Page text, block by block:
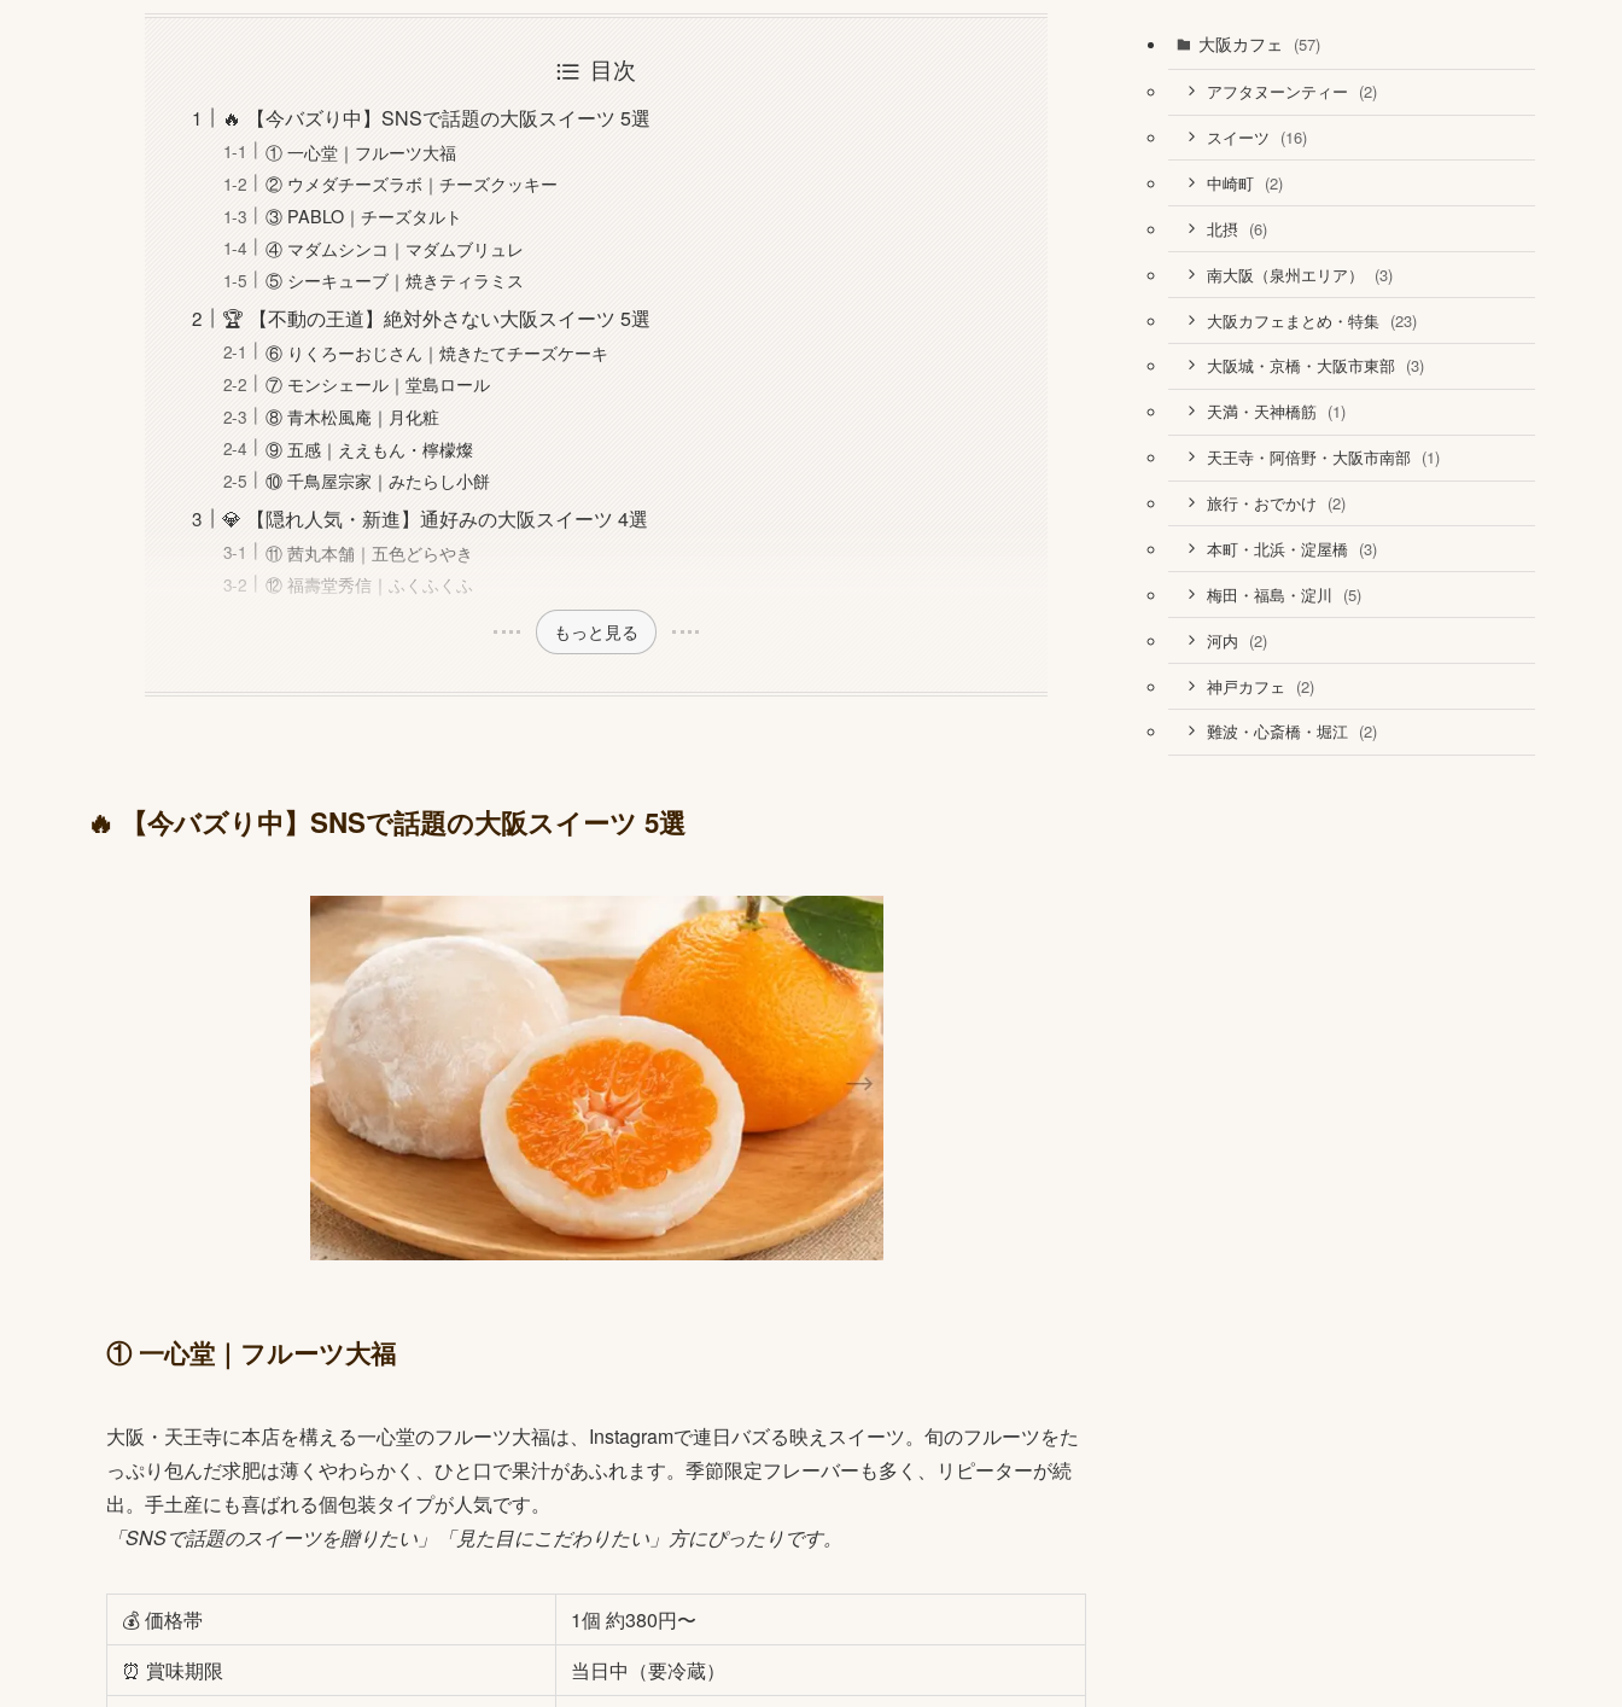
目次
🔥 【今バズり中】SNSで話題の大阪スイーツ 5選
① 一心堂｜フルーツ大福
② ウメダチーズラボ｜チーズクッキー
③ PABLO｜チーズタルト
④ マダムシンコ｜マダムブリュレ
⑤ シーキューブ｜焼きティラミス
🏆 【不動の王道】絶対外さない大阪スイーツ 5選
⑥ りくろーおじさん｜焼きたてチーズケーキ
⑦ モンシェール｜堂島ロール
⑧ 青木松風庵｜月化粧
⑨ 五感｜ええもん・檸檬燦
⑩ 千鳥屋宗家｜みたらし小餅
💎 【隠れ人気・新進】通好みの大阪スイーツ 4選
⑪ 茜丸本舗｜五色どらやき
⑫ 福壽堂秀信｜ふくふくふ
もっと見る
🔥 【今バズり中】SNSで話題の大阪スイーツ 5選
① 一心堂｜フルーツ大福
大阪・天王寺に本店を構える一心堂のフルーツ大福は、Instagramで連日バズる映えスイーツ。旬のフルーツをた
っぷり包んだ求肥は薄くやわらかく、ひと口で果汁があふれます。季節限定フレーバーも多く、リピーターが続
出。手土産にも喜ばれる個包装タイプが人気です。
「SNSで話題のスイーツを贈りたい」「見た目にこだわりたい」方にぴったりです。
💰 価格帯
1個 約380円〜
⏰ 賞味期限
当日中（要冷蔵）
大阪カフェ (57)
アフタヌーンティー (2)
スイーツ (16)
中崎町 (2)
北摂 (6)
南大阪（泉州エリア） (3)
大阪カフェまとめ・特集 (23)
大阪城・京橋・大阪市東部 (3)
天満・天神橋筋 (1)
天王寺・阿倍野・大阪市南部 (1)
旅行・おでかけ (2)
本町・北浜・淀屋橋 (3)
梅田・福島・淀川 (5)
河内 (2)
神戸カフェ (2)
難波・心斎橋・堀江 (2)